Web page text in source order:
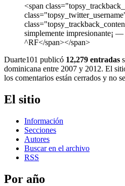
<span
simplemente impresionante¡
^RF</span></span>
Duarte101 publicó 12,279 entradas
dominicana entre 2007 y 2012. El
los comentarios están cerrados y no
El sitio
Información
Secciones
Autores
Buscar en el archivo
RSS
Por año